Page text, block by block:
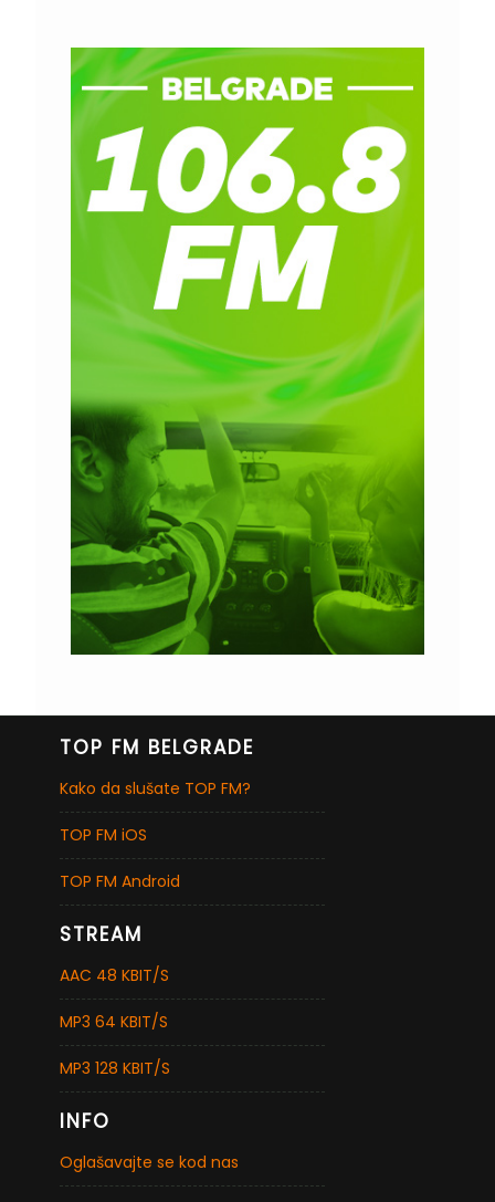
TOP FM BELGRADE
Kako da slušate TOP FM?
TOP FM iOS
TOP FM Android
STREAM
AAC 48 KBIT/S
MP3 64 KBIT/S
MP3 128 KBIT/S
INFO
Oglašavajte se kod nas